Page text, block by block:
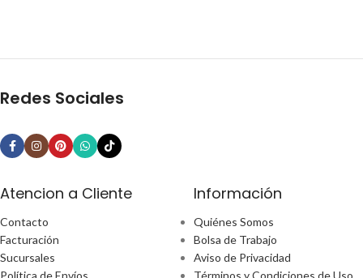
Redes Sociales
Atencion a Cliente
Contacto
Facturación
Sucursales
Información
Quiénes Somos
Bolsa de Trabajo
Aviso de Privacidad